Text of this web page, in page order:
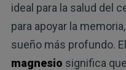
ideal para la salud del
para apoyar la
sueño más profundo.
magnesio significa